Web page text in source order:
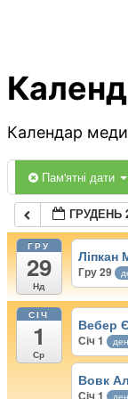
Календар
Пам'ятні дати
ГРУДЕНЬ
ГРУ
29
Нд
Ліпкан
Гру 29
СІЧ
1
Ср
Вебер
Січ 1
Вовк
Січ 1